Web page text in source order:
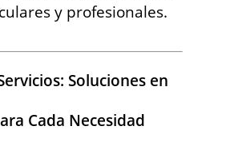
y profesionales.
Soluciones en
Cada Necesidad